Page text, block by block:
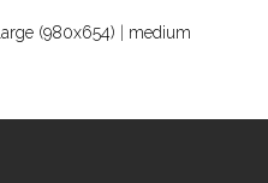
large (980x654)
medium